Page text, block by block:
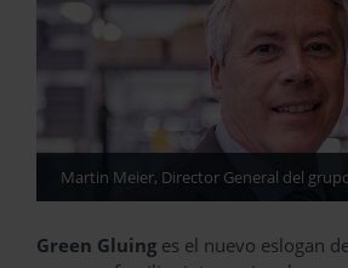
Martin Meier, Director General del
Green Gluing es el nuevo eslogan